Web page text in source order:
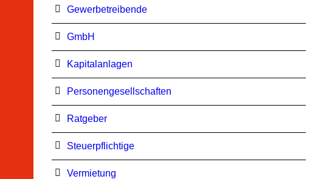
Gewerbetreibende
GmbH
Kapitalanlagen
Personengesellschaften
Ratgeber
Steuerpflichtige
Vermietung